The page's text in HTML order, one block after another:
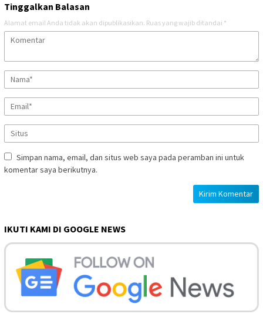
Tinggalkan Balasan
Alamat email Anda tidak akan dipublikasikan. Ruas yang wajib ditandai *
Simpan nama, email, dan situs web saya pada peramban ini untuk
komentar saya berikutnya.
IKUTI KAMI DI GOOGLE NEWS